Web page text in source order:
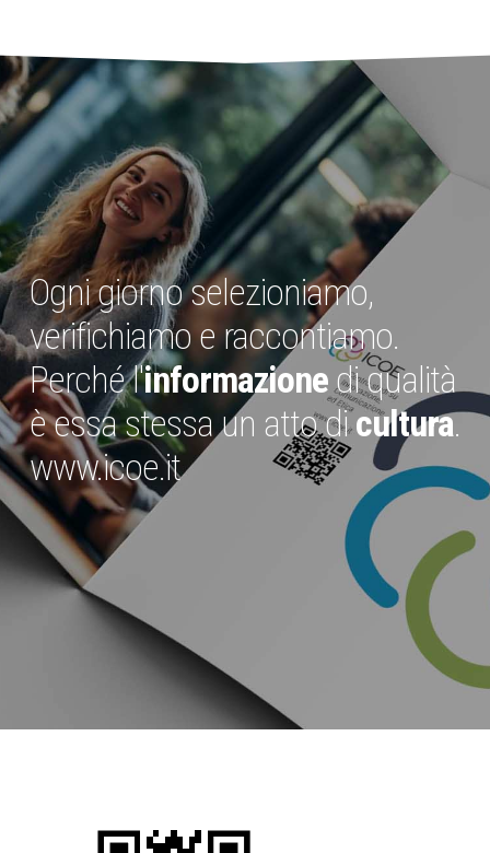
Ogni giorno selezioniamo,
verifichiamo e raccontiamo.
Perché l'informazionedi qualità
è essa stessa un atto dicultura.
www.icoe.it